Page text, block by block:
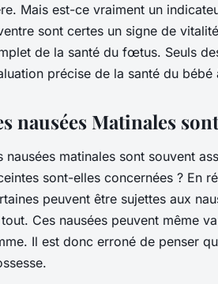
Mais est-ce vraiment un
sont certes un signe de
de la santé du fœtus. Seuls
précise de la santé du bébé
nausées Matinales
nausées matinales sont souvent
sont-elles concernées ? En
peuvent être sujettes aux
Ces nausées peuvent même
Il est donc erroné de penser